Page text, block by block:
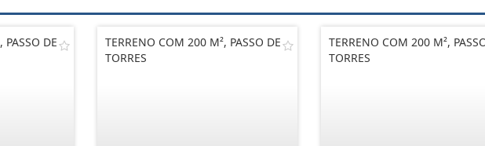
DE
TERRENO COM 200 M², PASSO DE
TORRES
TERRENO COM 200 M²,
TORRES